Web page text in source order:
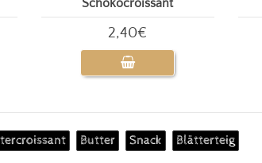
Schokocroissant
2,40€
Butter Snack Blätterteig